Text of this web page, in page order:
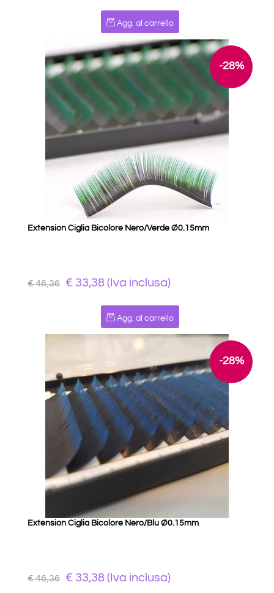
Quantità
Agg. al carrello
-28%
Extension Ciglia Bicolore Nero/Verde Ø0.15mm
€ 46,36 € 33,38 (Iva inclusa)
Quantità
Agg. al carrello
-28%
Extension Ciglia Bicolore Nero/Blu Ø0.15mm
€ 46,36 € 33,38 (Iva inclusa)